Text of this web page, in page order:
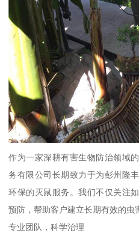
作为一家深耕有害生物防治领域
务有限公司长期致力于为彭州隆
环保的灭鼠服务。我们不仅关注
预防，帮助客户建立长期有效的虫
专业团队，科学治理